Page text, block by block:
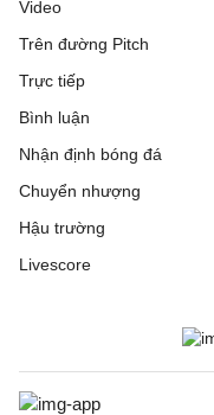
Video
Trên đường Pitch
Trực tiếp
Bình luận
Nhận định bóng đá
Chuyển nhượng
Hậu trường
Livescore